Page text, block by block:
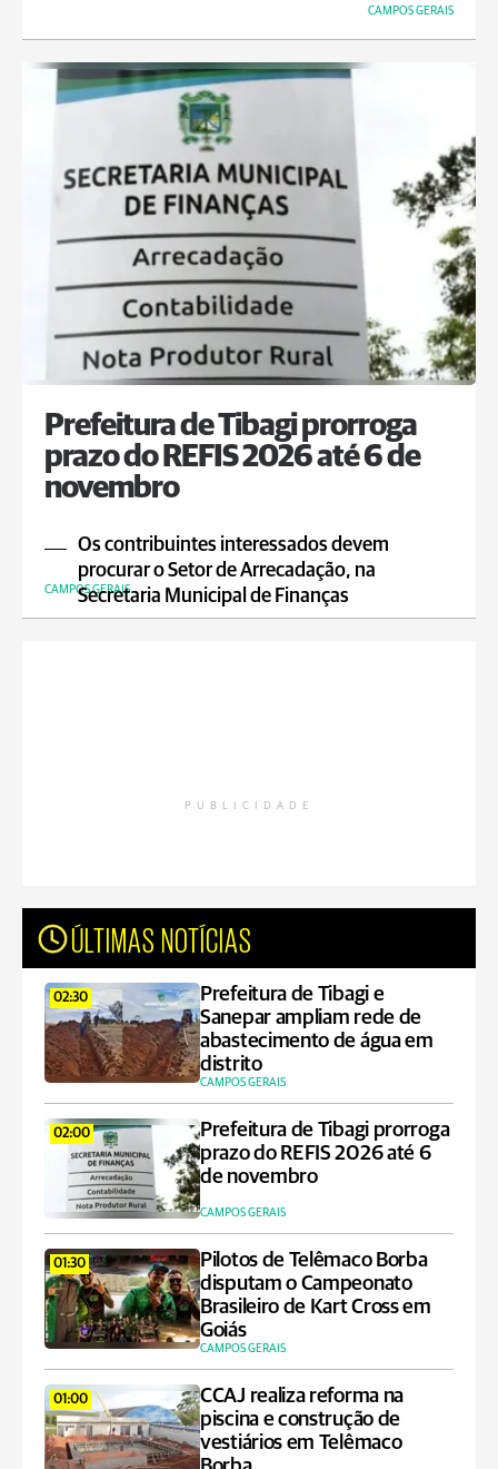
CAMPOS GERAIS
Prefeitura de Tibagi prorroga
prazo do REFIS 2026 até 6 de
novembro
Os contribuintes interessados devem
procurar o Setor de Arrecadação, na
Secretaria Municipal de Finanças
CAMPOS GERAIS
PUBLICIDADE
ÚLTIMAS NOTÍCIAS
02:30
Prefeitura de Tibagi e
Sanepar ampliam rede de
abastecimento de água em
distrito
CAMPOS GERAIS
02:00
Prefeitura de Tibagi prorroga
prazo do REFIS 2026 até 6
de novembro
CAMPOS GERAIS
01:30
Pilotos de Telêmaco Borba
disputam o Campeonato
Brasileiro de Kart Cross em
Goiás
CAMPOS GERAIS
01:00
CCAJ realiza reforma na
piscina e construção de
vestiários em Telêmaco